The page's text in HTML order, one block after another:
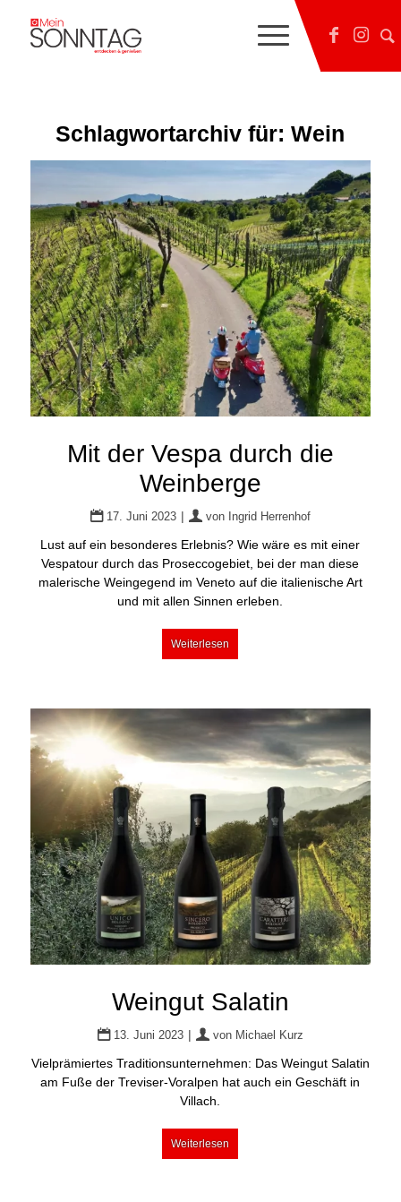
Schlagwortarchiv für:Wein
Mit der Vespa durch die
Weinberge
17. Juni 2023 | von Ingrid Herrenhof
Lust auf ein besonderes Erlebnis? Wie wäre es mit einer
Vespatour durch das Proseccogebiet, bei der man diese
malerische Weingegend im Veneto auf die italienische Art
und mit allen Sinnen erleben.
Weiterlesen
Weingut Salatin
13. Juni 2023 | von Michael Kurz
Vielprämiertes Traditionsunternehmen: Das Weingut Salatin
am Fuße der Treviser-Voralpen hat auch ein Geschäft in
Villach.
Weiterlesen